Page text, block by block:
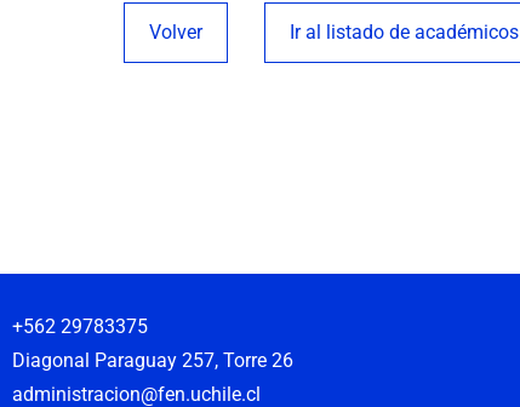
Volver Ir al listado de académicos
+562 29783375
Diagonal Paraguay 257, Torre 26
administracion@fen.uchile.cl